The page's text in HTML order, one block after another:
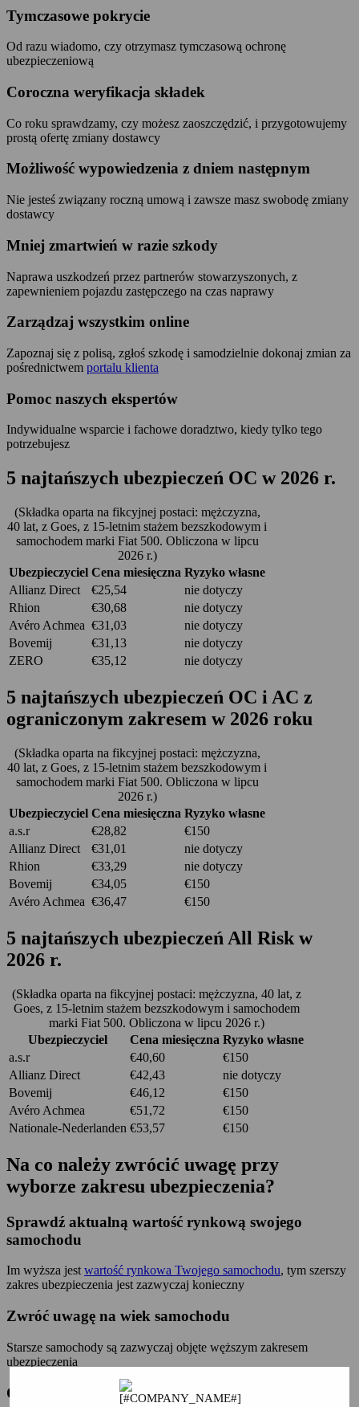
Tymczasowe pokrycie
Od razu wiadomo, czy otrzymasz tymczasową ochronę
ubezpieczeniową
Coroczna weryfikacja składek
Co roku sprawdzamy, czy możesz zaoszczędzić, i przygotowujemy
prostą ofertę zmiany dostawcy
Możliwość wypowiedzenia z dniem następnym
Nie jesteś związany roczną umową i zawsze masz swobodę zmiany
dostawcy
Mniej zmartwień w razie szkody
Naprawa uszkodzeń przez partnerów stowarzyszonych, z
zapewnieniem pojazdu zastępczego na czas naprawy
Zarządzaj wszystkim online
Zapoznaj się z polisą, zgłoś szkodę i samodzielnie dokonaj zmian za
pośrednictwem portalu klienta
Pomoc naszych ekspertów
Indywidualne wsparcie i fachowe doradztwo, kiedy tylko tego
potrzebujesz
5 najtańszych ubezpieczeń OC w 2026 r.
(Składka oparta na fikcyjnej postaci: mężczyzna,
40 lat, z Goes, z 15-letnim stażem bezszkodowym i
samochodem marki Fiat 500. Obliczona w lipcu
2026 r.)
Ubezpieczyciel Cena miesięczna Ryzyko własne
Allianz Direct
€25,54
nie dotyczy
Rhion
€30,68
nie dotyczy
Avéro Achmea €31,03
nie dotyczy
Bovemij
€31,13
nie dotyczy
ZERO
€35,12 nie dotyczy
5 najtańszych ubezpieczeń OC i AC z
ograniczonym zakresem w 2026 roku
(Składka oparta na fikcyjnej postaci: mężczyzna,
40 lat, z Goes, z 15-letnim stażem bezszkodowym i
samochodem marki Fiat 500. Obliczona w lipcu
2026 r.)
Ubezpieczyciel Cena miesięczna Ryzyko własne
a.s.r
€28,82
€150
Allianz Direct
€31,01
nie dotyczy
Rhion
€33,29
nie dotyczy
Bovemij
€34,05
€150
Avéro Achmea €36,47 €150
5 najtańszych ubezpieczeń All Risk w
2026 r.
(Składka oparta na fikcyjnej postaci: mężczyzna, 40 lat, z
Goes, z 15-letnim stażem bezszkodowym i samochodem
marki Fiat 500. Obliczona w lipcu 2026 r.)
Ubezpieczyciel
Cena miesięczna Ryzyko własne
a.s.r
€40,60
€150
Allianz Direct
€42,43
nie dotyczy
Bovemij
€46,12
€150
Avéro Achmea
€51,72
€150
Nationale-Nederlanden €53,57 €150
Na co należy zwrócić uwagę przy
wyborze zakresu ubezpieczenia?
Sprawdź aktualną wartość rynkową swojego
samochodu
Im wyższa jestwartość rynkowa Twojego samochodu, tym szerszy
zakres ubezpieczenia jest zazwyczaj konieczny
Zwróć uwagę na wiek samochodu
Starsze samochody są zazwyczaj objęte węższym zakresem
ubezpieczenia
Oceń zastosowanie i ryzyko